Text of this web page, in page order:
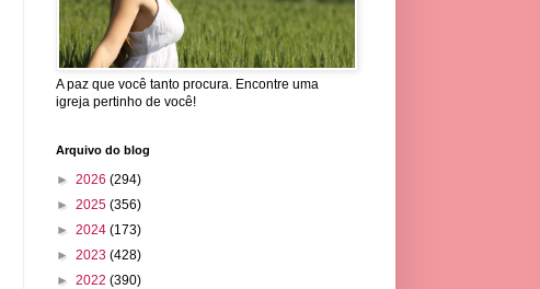
A paz que você tanto procura. Encontre uma
igreja pertinho de você!
Arquivo do blog
► 2026 (294)
► 2025 (356)
► 2024 (173)
► 2023 (428)
► 2022 (390)